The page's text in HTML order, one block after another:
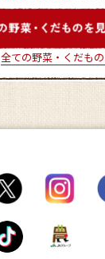
全ての野菜・くだも